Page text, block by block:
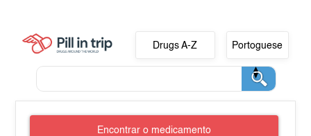
Drugs A-Z Portoguese
Encontrar o medicamento